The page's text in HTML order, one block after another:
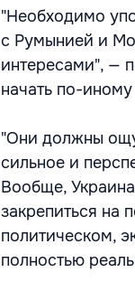
"Необходимо
с Румынией и
интересами", —
начать по-
"Они должны
сильное и
Вообще,
закрепиться на
политическом,
полностью